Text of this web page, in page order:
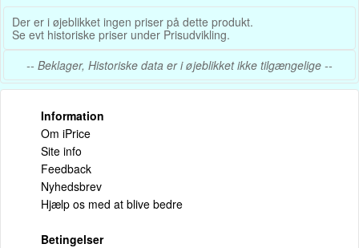
Der er i øjeblikket ingen priser på dette produkt.
Se evt historiske priser under Prisudvikling.
-- Beklager, Historiske data er i øjeblikket ikke tilgængelige --
Information
Om iPrice
Site info
Feedback
Nyhedsbrev
Hjælp os med at blive bedre
Betingelser